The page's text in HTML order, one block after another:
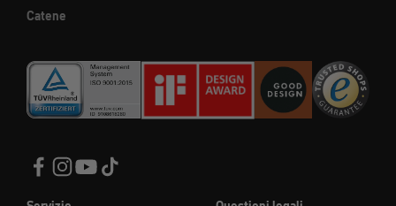
Catene